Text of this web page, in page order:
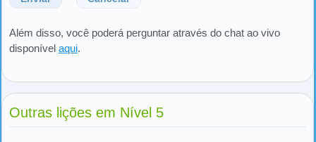
Além disso, você poderá perguntar através do chat ao vivo
disponível aqui.
Outras lições em Nível 5